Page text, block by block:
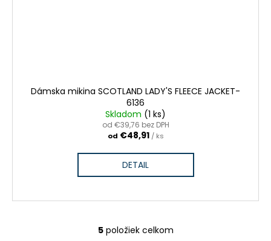
Dámska mikina SCOTLAND LADY'S FLEECE JACKET-
6136
Skladom (1 ks)
od €39,76 bez DPH
od €48,91 / ks
DETAIL
O
5položiek celkom